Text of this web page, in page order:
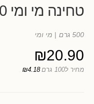
טחינה מי ומי 500 גרם
500 גרם | מי ומי
₪20.90
מחיר ל100 גרם ₪4.18